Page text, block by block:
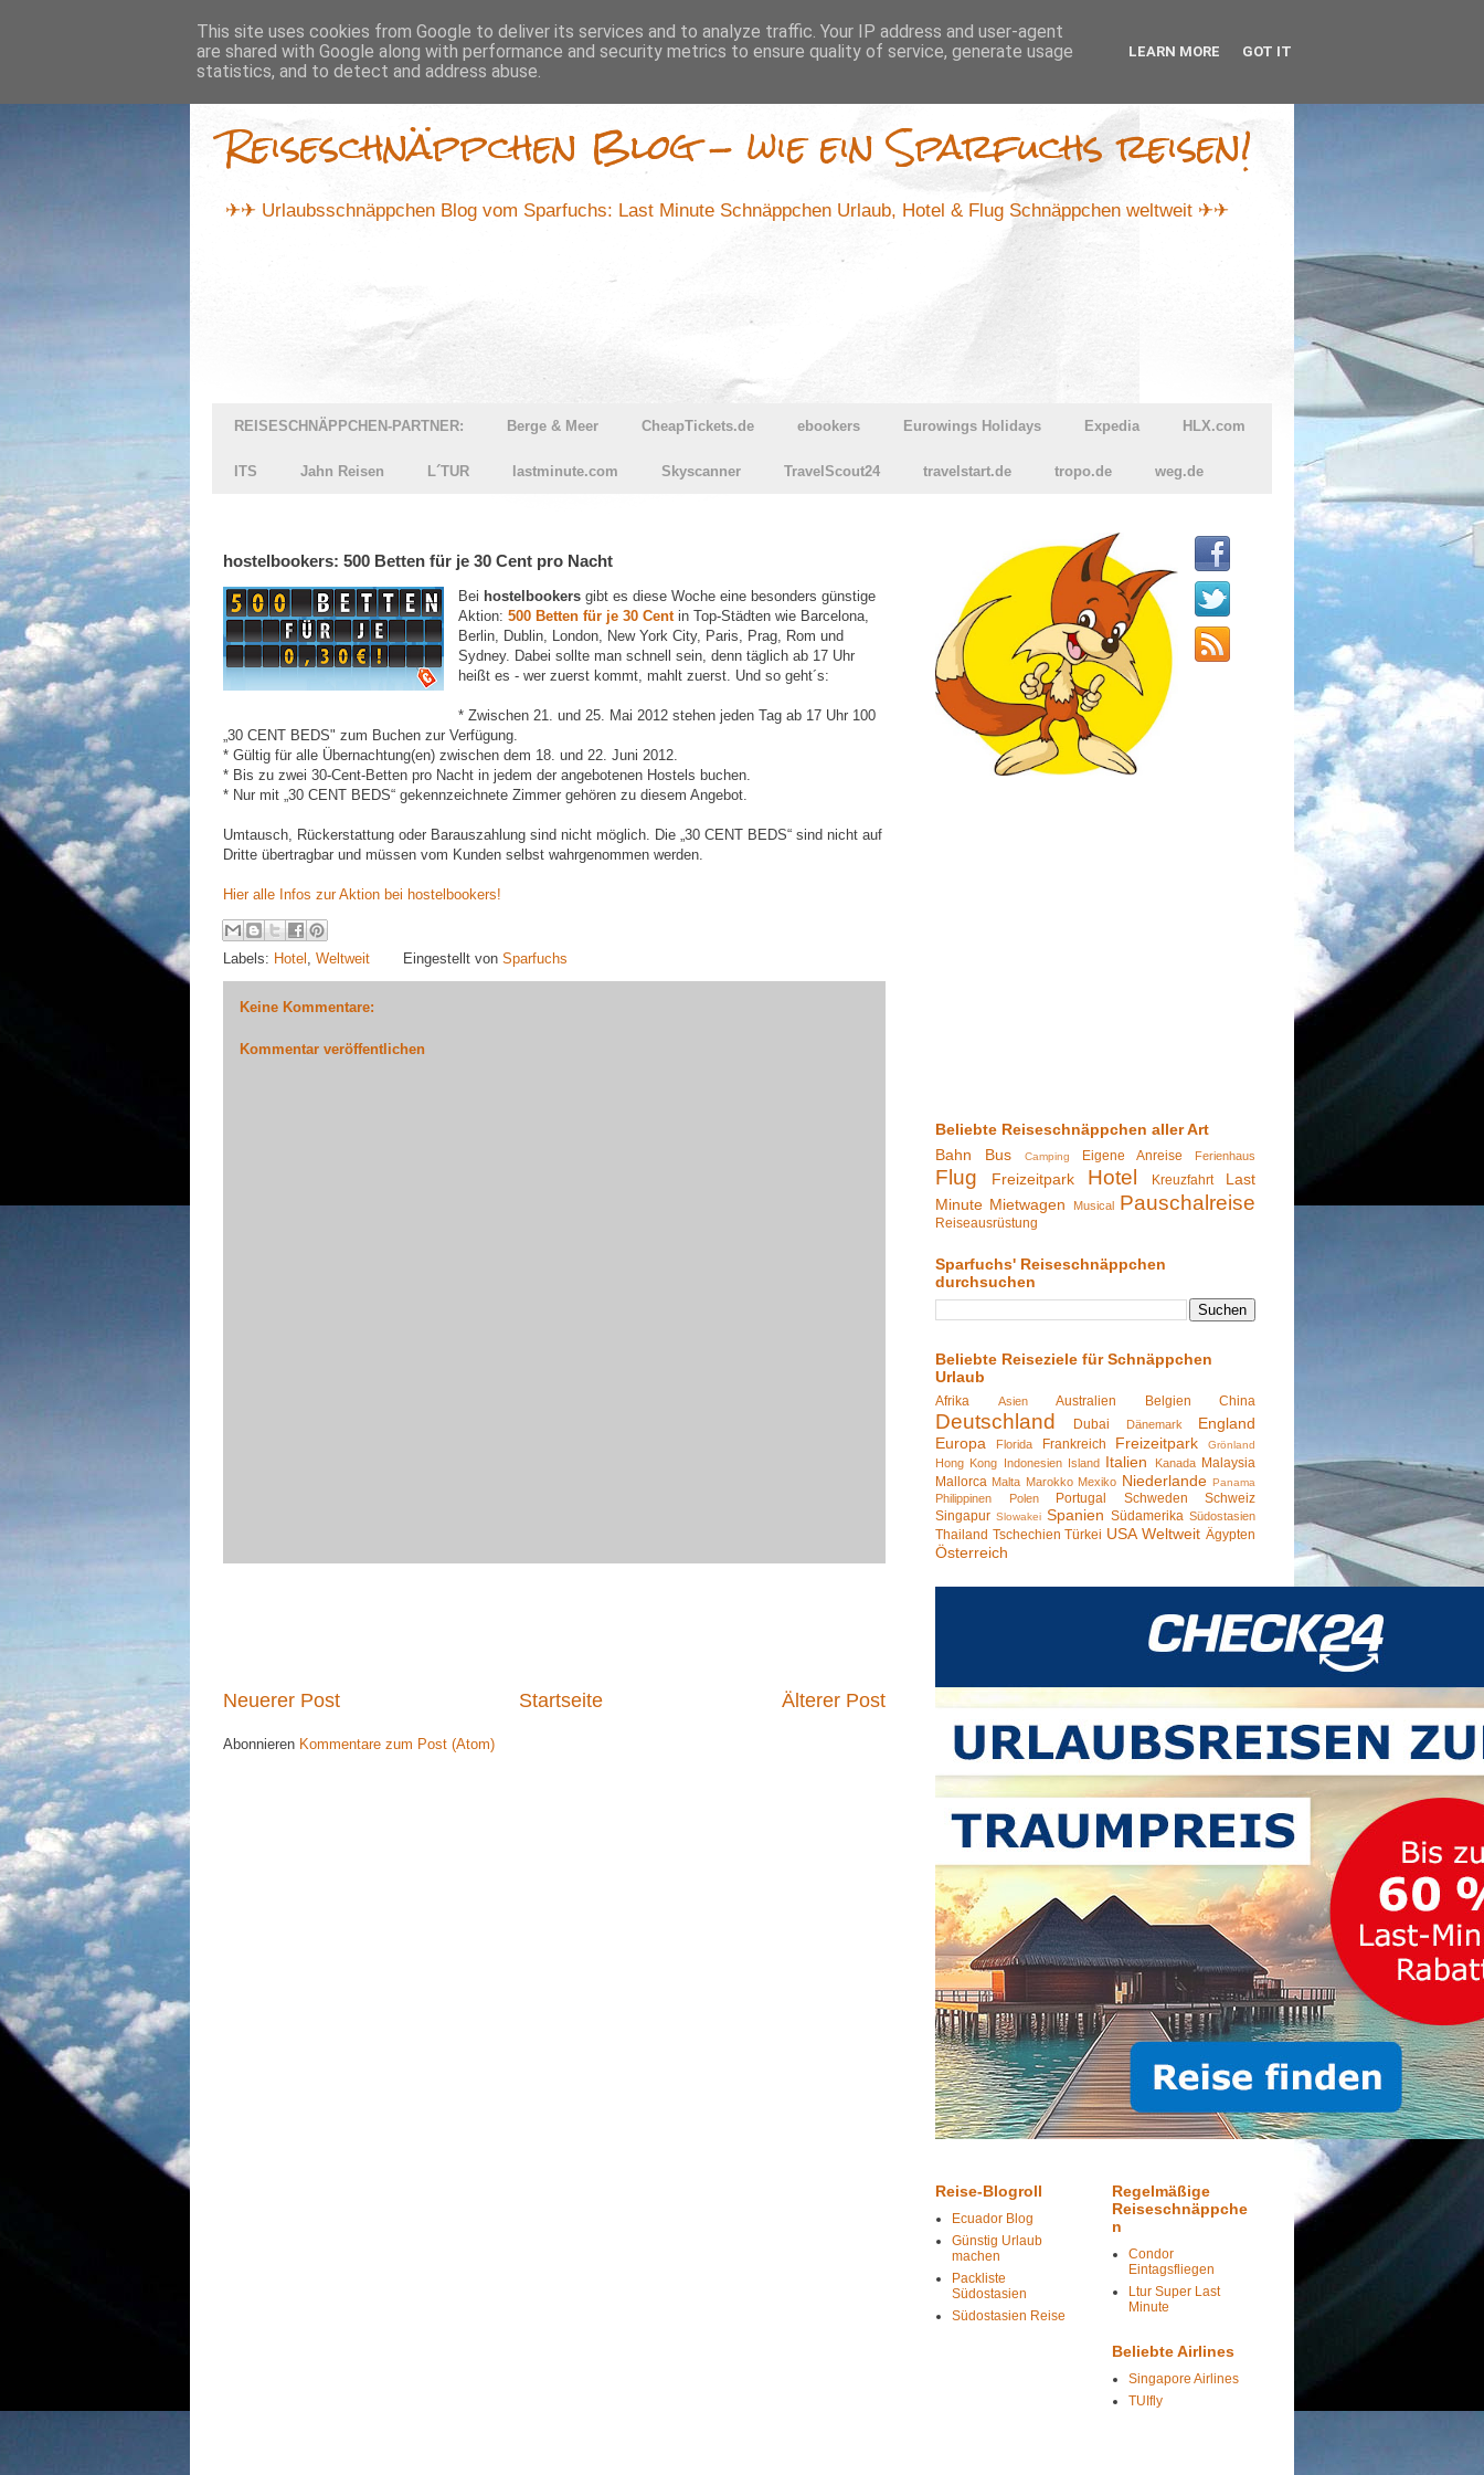
Reiseschnäppchen Blog - wie ein Sparfuchs reisen!
✈✈ Urlaubsschnäppchen Blog vom Sparfuchs: Last Minute Schnäppchen Urlaub, Hotel & Flug Schnäppchen weltweit ✈✈
REISESCHNÄPPCHEN-PARTNER: Berge & Meer CheapTickets.de ebookers Eurowings Holidays Expedia HLX.com
ITS Jahn Reisen L´TUR lastminute.com Skyscanner TravelScout24 travelstart.de tropo.de weg.de
hostelbookers: 500 Betten für je 30 Cent pro Nacht
Bei hostelbookers gibt es diese Woche eine besonders günstige
Aktion: 500 Betten für je 30 Centin Top-Städten wie Barcelona,
Berlin, Dublin, London, New York City, Paris, Prag, Rom und
Sydney. Dabei sollte man schnell sein, denn täglich ab 17 Uhr
heißt es - wer zuerst kommt, mahlt zuerst. Und so geht´s:
* Zwischen 21. und 25. Mai 2012 stehen jeden Tag ab 17 Uhr 100
„30 CENT BEDS" zum Buchen zur Verfügung.
* Gültig für alle Übernachtung(en) zwischen dem 18. und 22. Juni 2012.
* Bis zu zwei 30-Cent-Betten pro Nacht in jedem der angebotenen Hostels buchen.
* Nur mit „30 CENT BEDS“ gekennzeichnete Zimmer gehören zu diesem Angebot.
Umtausch, Rückerstattung oder Barauszahlung sind nicht möglich. Die „30 CENT BEDS“ sind nicht auf
Dritte übertragbar und müssen vom Kunden selbst wahrgenommen werden.
Hier alle Infos zur Aktion bei hostelbookers!
Labels: Hotel , Weltweit Eingestellt von Sparfuchs
Keine Kommentare:
Kommentar veröffentlichen
Neuerer Post Älterer Post
Startseite
Abonnieren Kommentare zum Post (Atom)
Beliebte Reiseschnäppchen aller Art
Bahn
Bus Camping Eigene Anreise Ferienhaus
Flug Freizeitpark Hotel Kreuzfahrt
Last
Minute Mietwagen Musical Pauschalreise
Reiseausrüstung
Sparfuchs' Reiseschnäppchen
durchsuchen
Beliebte Reiseziele für Schnäppchen
Urlaub
Afrika Asien Australien Belgien China
Deutschland Dubai Dänemark
England
Europa
Florida Frankreich Freizeitpark Grönland
Hong Kong Indonesien Island Italien Kanada
Malaysia
Mallorca Malta Marokko Mexiko Niederlande Panama
Philippinen Polen Portugal Schweden
Schweiz
Singapur Slowakei Spanien Südamerika Südostasien
Thailand Tschechien Türkei USA Weltweit Ägypten
Österreich
Reise-Blogroll
Ecuador Blog
Günstig Urlaub
machen
Packliste
Südostasien
Südostasien Reise
Regelmäßige
Reiseschnäppche
n
Condor
Eintagsfliegen
Ltur Super Last
Minute
Beliebte Airlines
Singapore Airlines
TUIfly
This site uses cookies from Google to deliver its services and to analyze traffic. Your IP address and user-agent
are shared with Google along with performance and security metrics to ensure quality of service, generate usage
statistics, and to detect and address abuse.
LEARN MORE GOT IT